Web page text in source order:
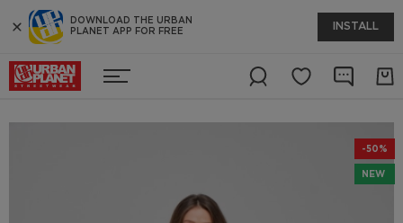
DOWNLOAD THE URBAN
PLANET APP FOR FREE
INSTALL
-50%
NEW